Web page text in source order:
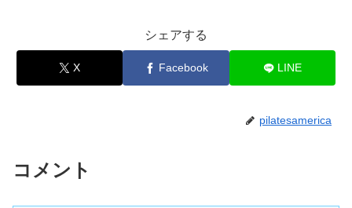
シェアする
X Facebook LINE
pilatesamerica
コメント